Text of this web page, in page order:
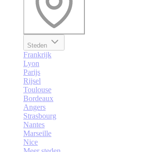
Steden
Frankrijk
Lyon
Parijs
Rijsel
Toulouse
Bordeaux
Angers
Strasbourg
Nantes
Marseille
Nice